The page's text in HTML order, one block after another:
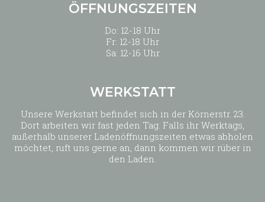
ÖFFNUNGSZEITEN
Do: 12-18 Uhr
Fr: 12-18 Uhr
Sa: 12-16 Uhr
WERKSTATT
Unsere Werkstatt befindet sich in der Körnerstr. 23.
Dort arbeiten wir fast jeden Tag. Falls ihr Werktags,
außerhalb unserer Ladenöffnungszeiten etwas abholen
möchtet, ruft uns gerne an, dann kommen wir rüber in
den Laden.